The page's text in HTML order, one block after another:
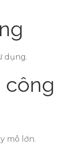
dụng.
công
mô lớn.